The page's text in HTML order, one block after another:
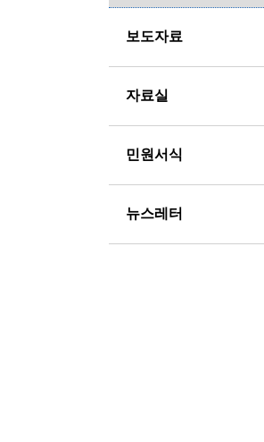
보도자료
자료실
민원서식
뉴스레터